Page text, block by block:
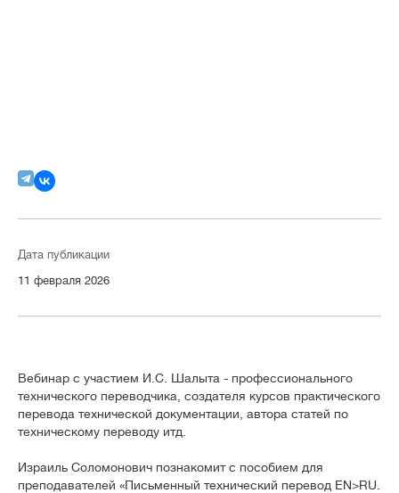
Дата публикации
11 февраля 2026
Вебинар с участием И.С. Шалыта - профессионального
технического переводчика, создателя курсов практического
перевода технической документации, автора статей по
техническому переводу итд.
Израиль Соломонович познакомит с пособием для
преподавателей «Письменный технический перевод EN>RU.